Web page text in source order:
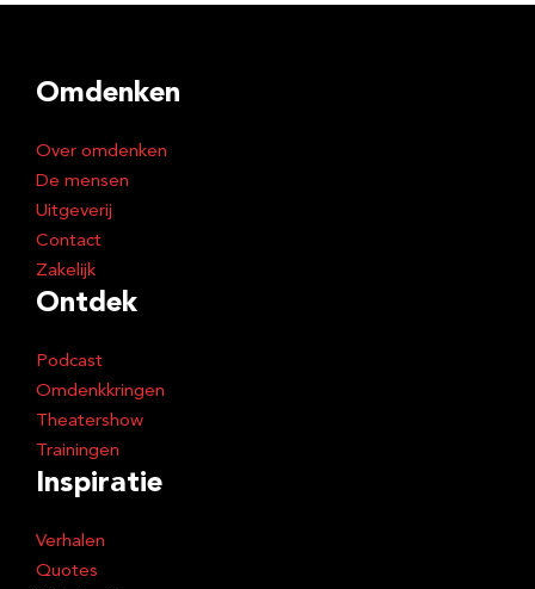
Omdenken
Over omdenken
De mensen
Uitgeverij
Contact
Zakelijk
Ontdek
Podcast
Omdenkkringen
Theatershow
Trainingen
Inspiratie
Verhalen
Quotes